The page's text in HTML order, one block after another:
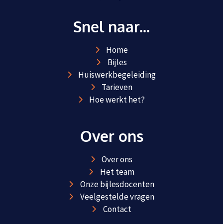
Snel naar...
Home
Bijles
Huiswerkbegeleiding
Tarieven
Hoe werkt het?
Over ons
Over ons
Het team
Onze bijlesdocenten
Veelgestelde vragen
Contact